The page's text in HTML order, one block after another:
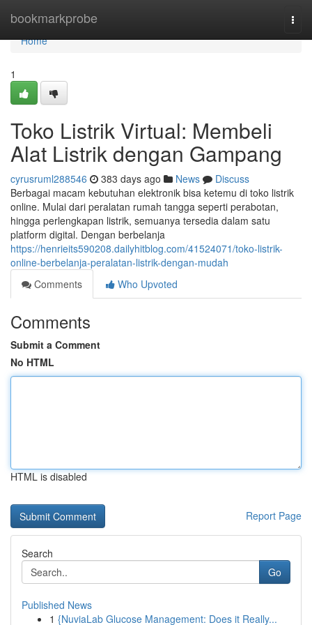
bookmarkprobe
Home
Home
1
Toko Listrik Virtual: Membeli
Alat Listrik dengan Gampang
cyrusruml288546 383 days ago News
Discuss
Berbagai macam kebutuhan elektronik bisa ketemu di toko listrik
online. Mulai dari peralatan rumah tangga seperti perabotan,
hingga perlengkapan listrik, semuanya tersedia dalam satu
platform digital. Dengan berbelanja
https://henrieits590208.dailyhitblog.com/41524071/toko-listrik-
online-berbelanja-peralatan-listrik-dengan-mudah
Comments
Who Upvoted
Comments
Submit a Comment
No HTML
HTML is disabled
Report Page
Search
Go
Published News
1 {NuviaLab Glucose Management: Does it Really...